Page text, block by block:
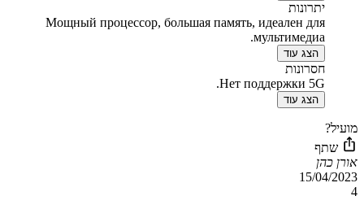
יתרונות
Мощный процессор, большая память, идеален для
мультимедиа.
הצג עוד
חסרונות
Нет поддержки 5G.
הצג עוד
מועיל?
שתף
אורן כהן
15/04/2023
4